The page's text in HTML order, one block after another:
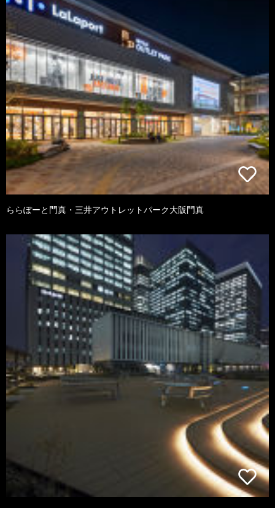
ららぽーと門真・三井アウトレットパーク大阪門真